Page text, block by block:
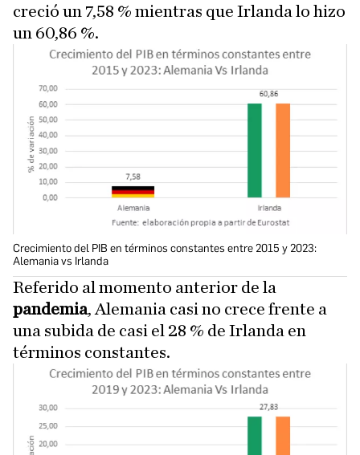
creció un 7,58 % mientras que Irlanda lo hizo
un 60,86 %.
Crecimiento del PIB en términos constantes entre 2015 y 2023:
Alemania vs Irlanda
Referido al momento anterior de la
pandemia, Alemania casi no crece frente a
una subida de casi el 28 % de Irlanda en
términos constantes.